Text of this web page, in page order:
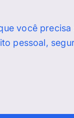
você
pessoal,